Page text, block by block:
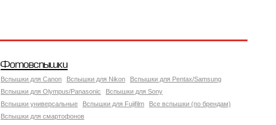
Фотовспышки
Вспышки для Canon Вспышки для Nikon
Вспышки для Pentax/Samsung
Вспышки для Olympus/Panasonic
Вспышки для Sony
Вспышки универсальные
Вспышки для Fujifilm
Все вспышки (по брендам)
Вспышки для смартофонов